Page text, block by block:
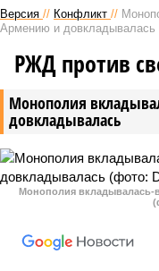
Версия // Конфликт //
Армению и довкладывалась
Монополия
довкладывалась
РЖД против
Монополия вкладывалась-